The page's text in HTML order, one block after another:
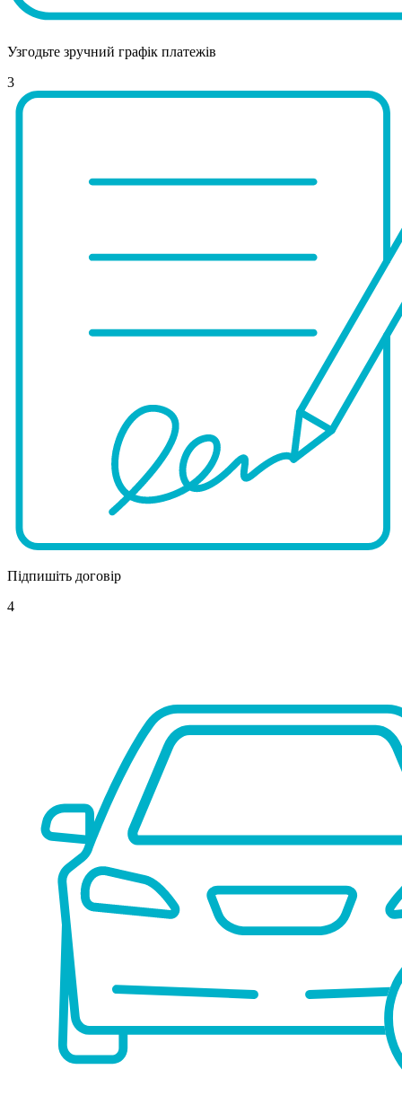
Узгодьте зручний графік платежів
3
Підпишіть договір
4